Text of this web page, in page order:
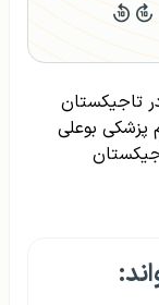
تاجیکستان
پزشکی بوعلی